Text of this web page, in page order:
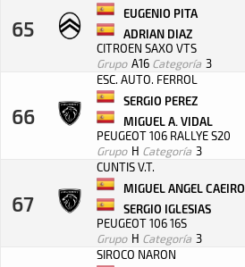
65
EUGENIO PITA
ADRIAN DIAZ
CITROEN SAXO VTS
Grupo A16 Categoría 3
66
ESC. AUTO. FERROL
SERGIO PEREZ
MIGUEL A. VIDAL
PEUGEOT 106 RALLYE S20
Grupo H Categoría 3
67
CUNTIS V.T.
MIGUEL ANGEL CAEIRO
SERGIO IGLESIAS
PEUGEOT 106 16S
Grupo H Categoría 3
SIROCO NARON